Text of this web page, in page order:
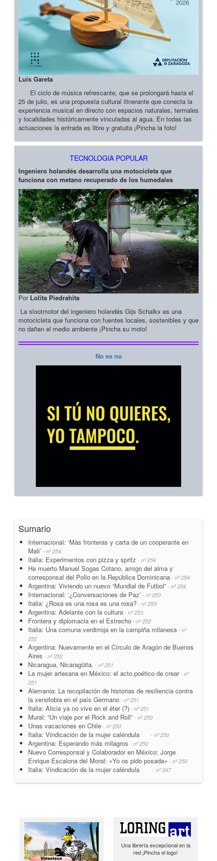
Luis Gareta
El ciclo de música refrescante, que se prolongará hasta el
25 de julio, es una propuesta cultural itinerante que conecta la
experiencia musical en directo con espacios naturales, termales
y localidades históricamente vinculadas al agua. En todas las
actuaciones la entrada es libre y gratuita ¡Pincha la foto!
TECNOLOGIA POPULAR
Ingeniero holandés desarrolla una motocicleta que
funciona con metano recuperado de los humedales
Por Lolita Piedrahita
La slootmotor del ingeniero holandés Gijs Schalkx es una
motocicleta que funciona con fuentes locales, sostenibles y que
no dañan el medio ambiente ¡Pincha su moto!
No es no
Sumario
Internacional: ‘Más fronteras y carta de un cooperante en
Mali’ - nº 254
Italia: Experimentos con pizza y spritz - nº 254
Ha muerto Manuel Sogas Cotano, amigo del alma y
corresponsal del Pollo en la República Dominicana - nº 254
Argentina: Viviendo un nuevo “Mundial de Futbol” - nº 254
Internacional: ‘¿Conversaciones de Paz’ - nº 253
Italia: ¿Rosa es una rosa es una rosa? - nº 253
Argentina: Adelante con la cultura - nº 253
Frontera y diplomacia en el Estrecho - nº 252
Italia: Una comuna verdirroja en la campiña milanesa - nº
252
Argentina: Nuevamente en el Círculo de Aragón de Buenos
Aires - nº 252
Nicaragua, Nicaragüita. - nº 251
La mujer artesana en México: el acto poético de crear- nº
251
Alemania: La recopilación de historias de resiliencia contra
la xenofobia en el país Germano - nº 251
Italia: Alicia ya no vive en el éter (?) - nº 251
Mural: “Un viaje por el Rock and Roll” - nº 250
Unas vacaciones en Chile - nº 250
Italia: Vindicación de la mujer caléndula - nº 250
Argentina: Esperando más milagros - nº 250
Nuevo Corresponsal y Colaborador en México: Jorge
Enrique Escalona del Moral: «Yo os pido posada» - nº 250
Italia: Vindicación de la mujer caléndula - nº 247
Una librería excepcional en la
red ¡Pincha el logo!